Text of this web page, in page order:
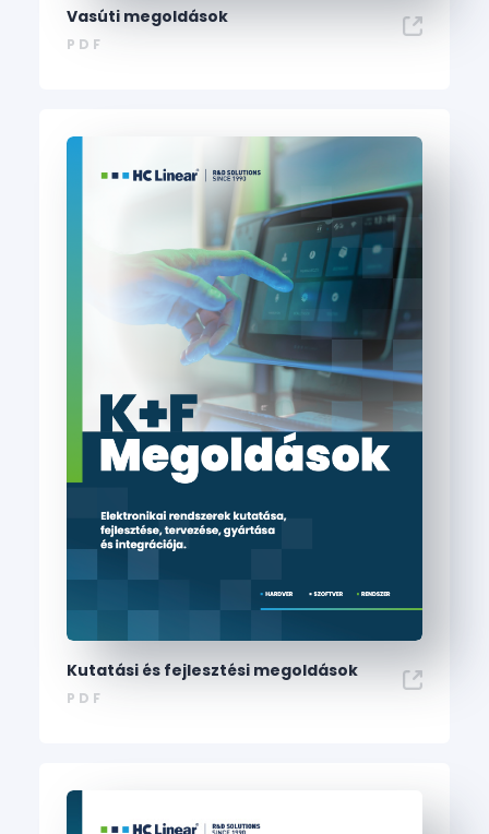
Vasúti megoldások
PDF
Kutatási és fejlesztési megoldások
PDF